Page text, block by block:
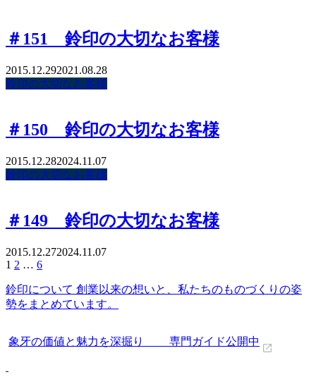
＃151 鈴印の大切なお客様
2015.12.292021.08.28
鈴印の大切なお客様
＃150 鈴印の大切なお客様
2015.12.282024.11.07
鈴印の大切なお客様
＃149 鈴印の大切なお客様
2015.12.272024.11.07
投
の
ペ
ジ
1 2 … 6
鈴印について 創業以来の想いと、私たちのものづくりの姿
勢をまとめています。
象牙の価値と魅力を深掘り 専門ガイド公開中